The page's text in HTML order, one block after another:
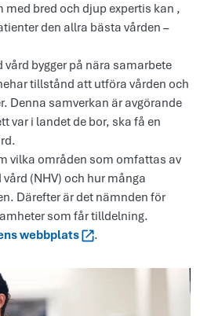
bred och djup expertis kan ,
den allra bästa vården –
bygger på nära samarbete
tillstånd att utföra vården och
Denna samverkan är avgörande
var i landet de bor, ska få en
vilka områden som omfattas av
(NHV) och hur många
Därefter är det nämnden för
som får tilldelning.
webbplats
.